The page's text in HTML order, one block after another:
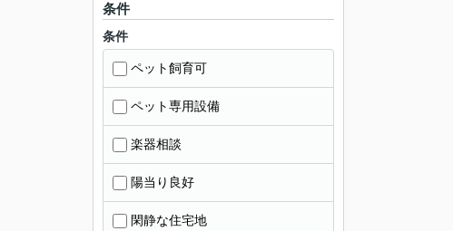
条件
条件
ペット飼育可
ペット専用設備
楽器相談
陽当り良好
閑静な住宅地